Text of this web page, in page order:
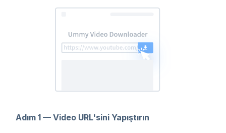
Adım 1 — Video URL'sini Yapıştırın